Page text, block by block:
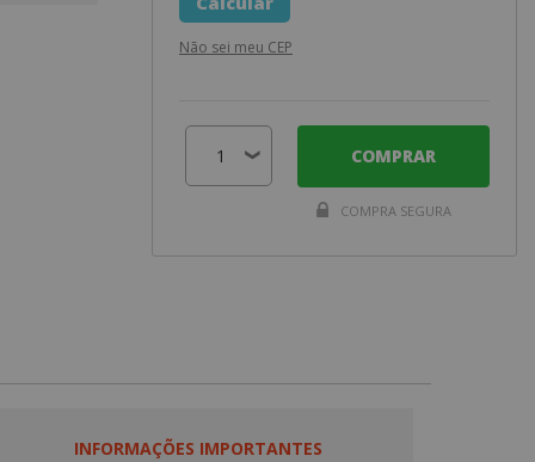
Não sei meu CEP
COMPRAR
COMPRA SEGURA
INFORMAÇÕES IMPORTANTES